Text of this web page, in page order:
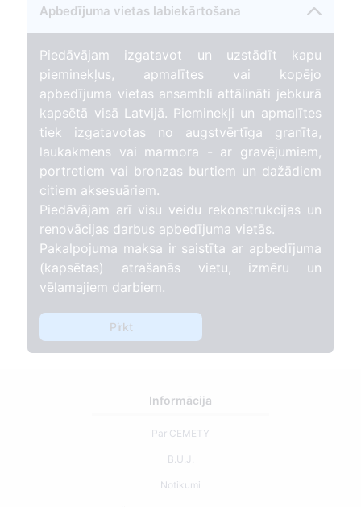
Apbedījuma vietas labiekārtošana
Piedāvājam izgatavot un uzstādīt kapu
pieminekļus, apmalītes vai kopējo
apbedījuma vietas ansambli attālināti jebkurā
kapsētā visā Latvijā. Pieminekļi un apmalītes
tiek izgatavotas no augstvērtīga granīta,
laukakmens vai marmora - ar gravējumiem,
portretiem vai bronzas burtiem un dažādiem
citiem aksesuāriem.
Piedāvājam arī visu veidu rekonstrukcijas un
renovācijas darbus apbedījuma vietās.
Pakalpojuma maksa ir saistīta ar apbedījuma
(kapsētas) atrašanās vietu, izmēru un
vēlamajiem darbiem.
Pirkt
Informācija
Par CEMETY
B.U.J.
Notikumi